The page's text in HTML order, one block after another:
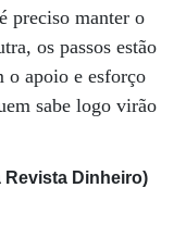
preciso manter o
os passos estão
o apoio e esforço
sabe logo virão
Revista Dinheiro)